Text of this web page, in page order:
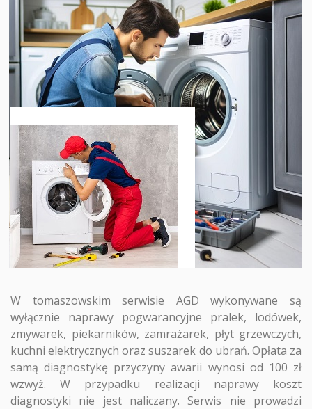
W tomaszowskim serwisie AGD wykonywane są
wyłącznie naprawy pogwarancyjne pralek, lodówek,
zmywarek, piekarników, zamrażarek, płyt grzewczych,
kuchni elektrycznych oraz suszarek do ubrań. Opłata za
samą diagnostykę przyczyny awarii wynosi od 100 zł
wzwyż. W przypadku realizacji naprawy koszt
diagnostyki nie jest naliczany. Serwis nie prowadzi